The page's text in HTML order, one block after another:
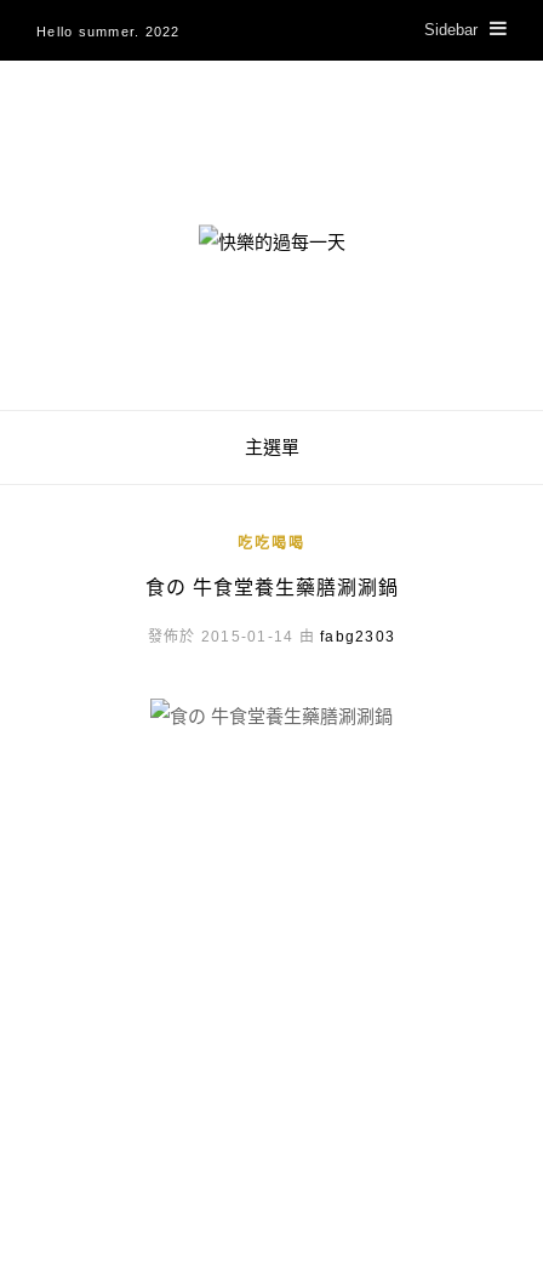
Hello summer. 2022 Sidebar
快樂的過每一天
主選單
吃吃喝喝
食の 牛食堂養生藥膳涮涮鍋
發佈於 2015-01-14 由fabg2303